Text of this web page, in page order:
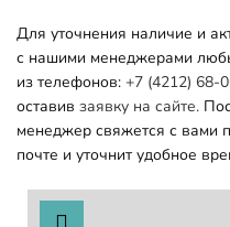
Для уточнения наличие и
с нашими менеджерами
из телефонов: +7 (4212) 68-
оставив заявку на сайте.
менеджер свяжется с вами
почте и уточнит удобное